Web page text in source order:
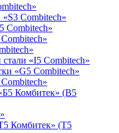
Combitech»
Combitech»
«I5 Combitech»
«G5 Combitech»
Комбитек» (B5
Комбитек» (T5